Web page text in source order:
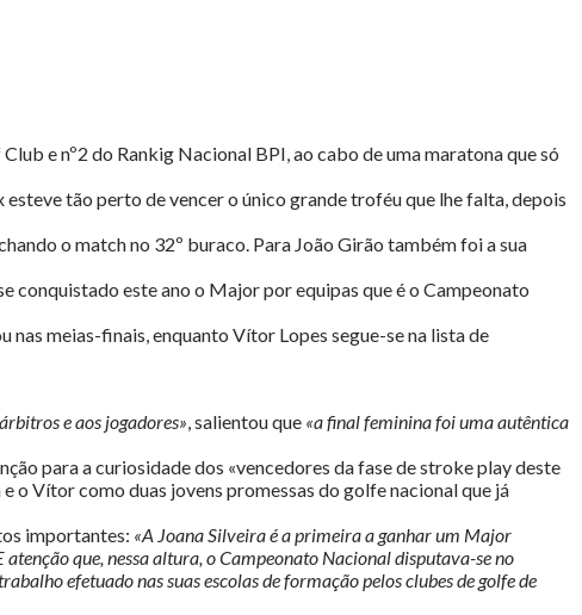
e nº2 do Rankig Nacional BPI, ao cabo de uma maratona que só
tão perto de vencer o único grande troféu que lhe falta, depois
o match no 32º buraco. Para João Girão também foi a sua
conquistado este ano o Major por equipas que é o Campeonato
nas meias-finais, enquanto Vítor Lopes segue-se na lista de
e aos jogadores», salientou que «a final feminina foi uma autêntica
para a curiosidade dos «vencedores da fase de stroke play deste
o Vítor como duas jovens promessas do golfe nacional que já
importantes: «A Joana Silveira é a primeira a ganhar um Major
que, nessa altura, o Campeonato Nacional disputava-se no
efetuado nas suas escolas de formação pelos clubes de golfe de